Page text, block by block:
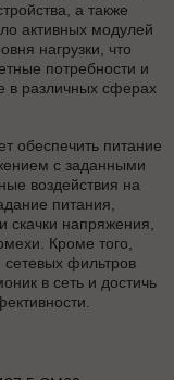
а также
активных модулей
нагрузки, что
потребности и
в различных сферах
обеспечить питание
с заданными
воздействия на
питания,
напряжения,
Кроме того,
фильтров
в сеть и достичь